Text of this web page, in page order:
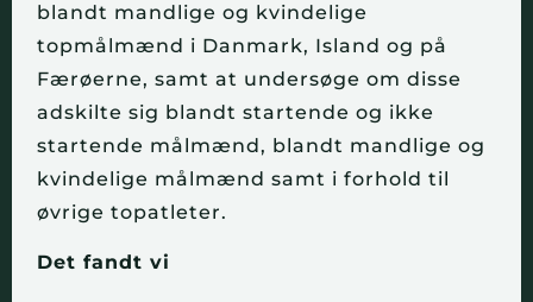
blandt mandlige og kvindelige
topmålmænd i Danmark, Island og på
Færøerne, samt at undersøge om disse
adskilte sig blandt startende og ikke
startende målmænd, blandt mandlige og
kvindelige målmænd samt i forhold til
øvrige topatleter.
Det fandt vi